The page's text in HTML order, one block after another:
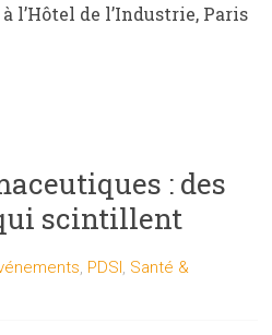
l’Hôtel de l’Industrie, Paris
: des
scintillent
, PDSI, Santé &